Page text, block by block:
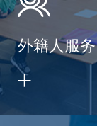
外籍人服务